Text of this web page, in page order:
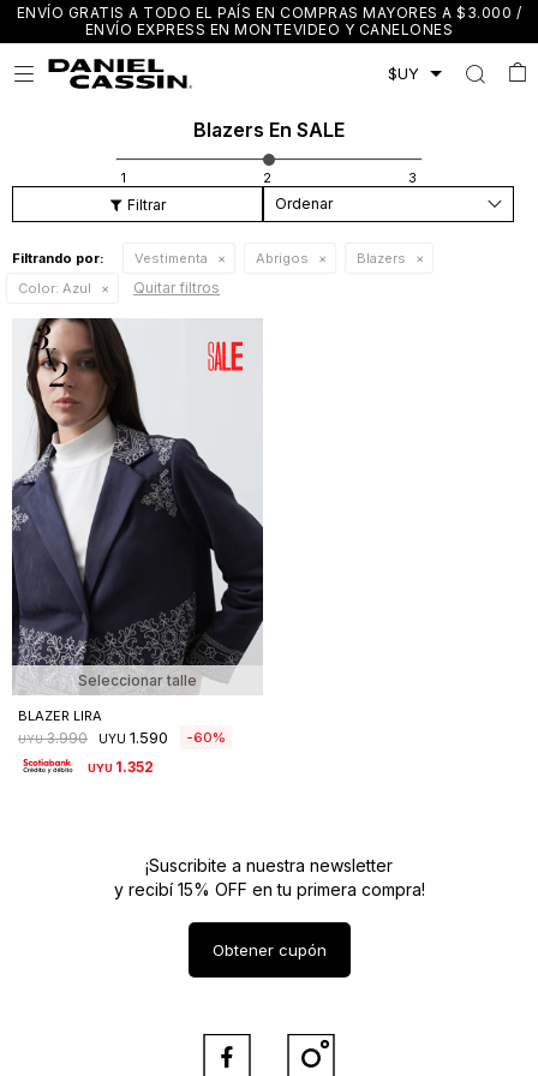
ENVÍO GRATIS A TODO EL PAÍS EN COMPRAS MAYORES A $3.000 /
ENVÍO EXPRESS EN MONTEVIDEO Y CANELONES

Blazers En SALE
Recomendados
Filtrando por: Vestimenta Abrigos
Blazers
Color: Azul Quitar filtros
Seleccionar talle
BLAZER LIRA
UYU 3.990 UYU 1.590 60
UYU 1.352
¡Suscribite a nuestra newsletter
y recibí 15% OFF en tu primera compra!
Obtener cupón
 